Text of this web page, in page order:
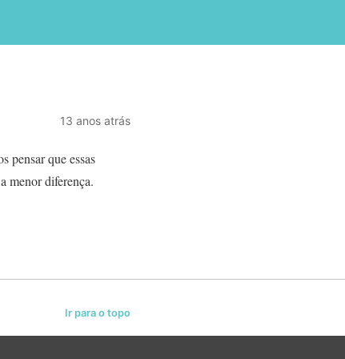
13 anos atrás
pensar que essas
menor diferença.
Ir para o topo